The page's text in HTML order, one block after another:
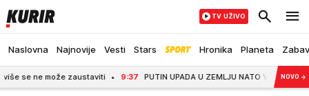
Naslovna Najnovije Vesti Stars Hronika Planeta
TV UŽIVO
može zaustaviti 9:37 PUTIN UPADA U ZEMLJU NATO VEĆ OVE JESENI?!
NOVO →